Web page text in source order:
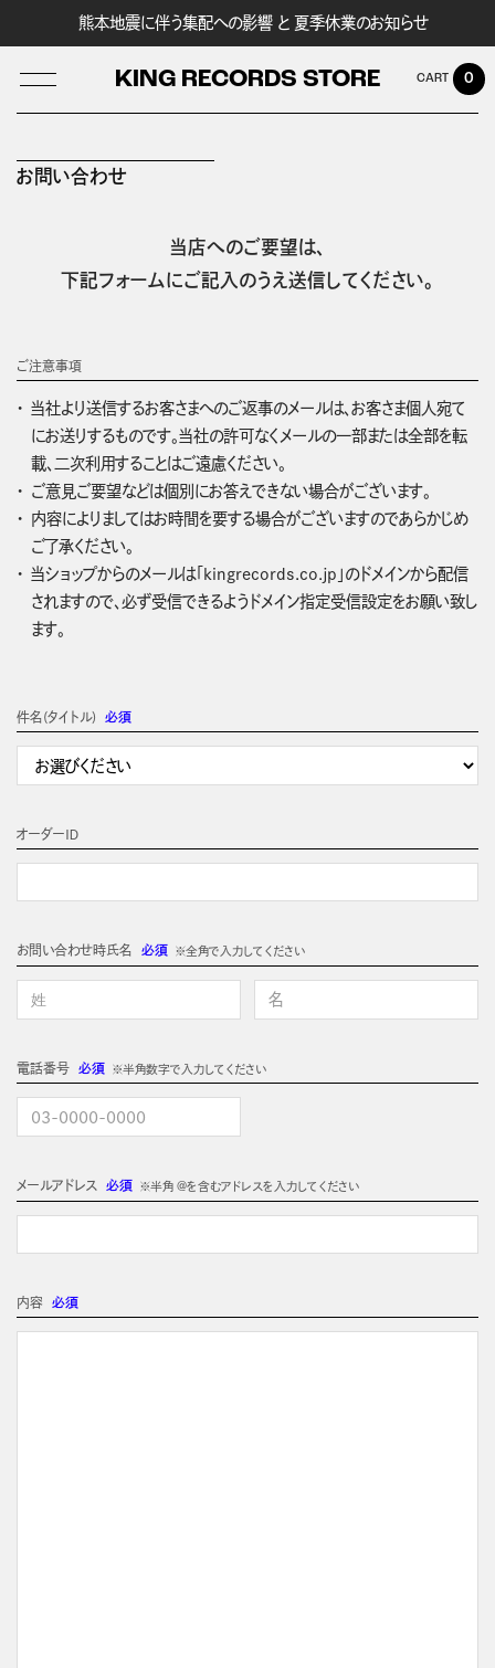
熊本地震に伴う集配への影響 と 夏季休業のお知らせ
KING RECORDS STORE 0
お問い合わせ
当店へのご要望は、
下記フォームにご記入のうえ送信してください。
ご注意事項
当社より送信するお客さまへのご返事のメールは、お客さま個人宛て
にお送りするものです。当社の許可なくメールの一部または全部を転
載、二次利用することはご遠慮ください。
ご意見ご要望などは個別にお答えできない場合がございます。
内容によりましてはお時間を要する場合がございますのであらかじめ
ご了承ください。
当ショップからのメールは「kingrecords.co.jp」のドメインから配信
されますので、必ず受信できるようドメイン指定受信設定をお願い致し
ます。
件名(タイトル) 必須
オーダーＩＤ
お問い合わせ時氏名 必須 ※全角で入力してください
電話番号必須 ※半角数字で入力してください
メールアドレス 必須 ※半角 @を含むアドレスを入力してください
内容 必須